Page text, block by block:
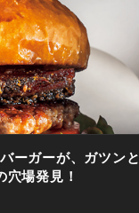
ーガーが、ガツンと
場発見！